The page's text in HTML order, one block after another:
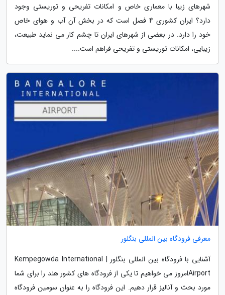
شهرهای زیبا با معماری خاص و امکانات تفریحی و توریستی وجود
دارد؟ ایران کشوری 4 فصل است که در بخش آن آب و هوای خاص
خود را دارد. در بعضی از شهرهای ایران تا چشم کار می نماید طبیعت،
زیبایی، امکانات توریستی و تفریحی فراهم است....
معرفی فرودگاه بین المللی بنگلور
آشنایی با فرودگاه بین المللی بنگلور | Kempegowda International
Airportامروز می خواهیم تا یکی از فرودگاه های کشور هند را برای شما
مورد بحث و آنالیز قرار دهیم. این فرودگاه را به عنوان سومین فرودگاه